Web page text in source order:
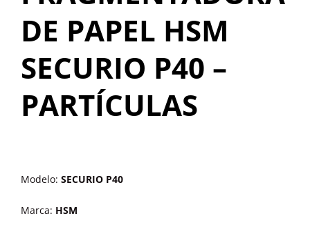
DE PAPEL HSM
SECURIO P40 –
PARTÍCULAS
Modelo: SECURIO P40
Marca: HSM